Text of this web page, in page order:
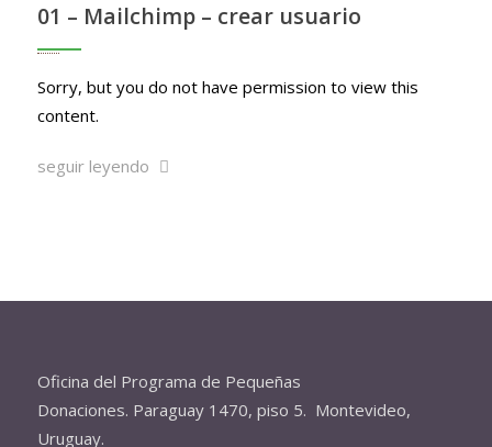
01 – Mailchimp – crear usuario
Sorry, but you do not have permission to view this
content.
seguir leyendo
Oficina del Programa de Pequeñas
Donaciones. Paraguay 1470, piso 5. Montevideo,
Uruguay.